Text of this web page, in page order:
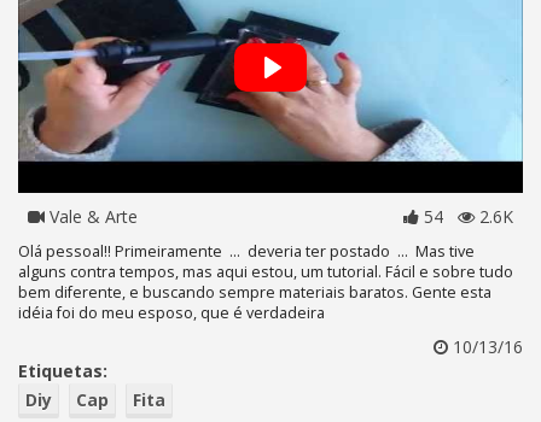
Vale & Arte 54 2.6K
Olá pessoal!! Primeiramente ... deveria ter postado ... Mas tive
alguns contra tempos, mas aqui estou, um tutorial. Fácil e sobre tudo
bem diferente, e buscando sempre materiais baratos. Gente esta
idéia foi do meu esposo, que é verdadeira
10/13/16
Etiquetas:
Diy
Cap Fita